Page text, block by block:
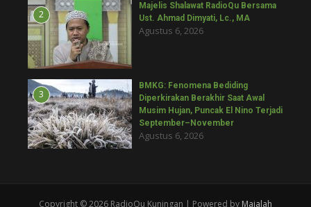
2
Majelis Shalawat RadioQu Bersama
Ust. Ahmad Dimyati, Lc., MA
Agustus 6, 2026
3
BMKG: Fenomena Bediding
Diperkirakan Berakhir Saat Awal
Musim Hujan, Puncak El Nino Terjadi
September–November
Agustus 6, 2026
Copyright © 2026 RadioQu Kuningan | Powered by Majalah